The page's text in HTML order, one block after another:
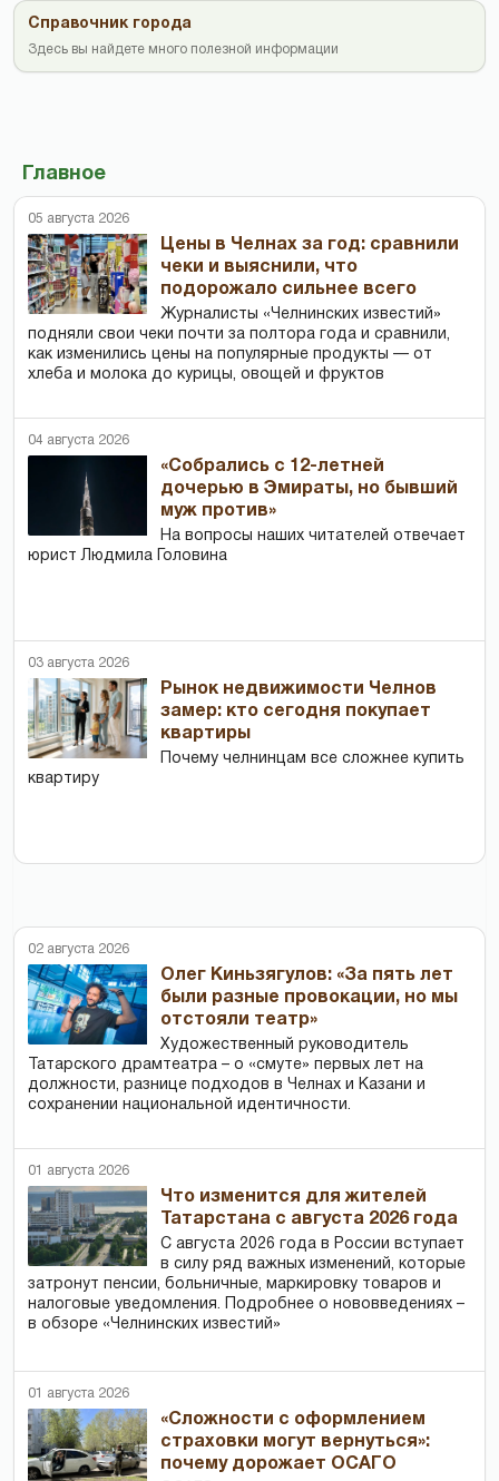
Справочник города
Здесь вы найдете много полезной информации
Главное
05 августа 2026
Цены в Челнах за год: сравнили
чеки и выяснили, что
подорожало сильнее всего
Журналисты «Челнинских известий»
подняли свои чеки почти за полтора года и сравнили,
как изменились цены на популярные продукты — от
хлеба и молока до курицы, овощей и фруктов
04 августа 2026
«Собрались с 12-летней
дочерью в Эмираты, но бывший
муж против»
На вопросы наших читателей отвечает
юрист Людмила Головина
03 августа 2026
Рынок недвижимости Челнов
замер: кто сегодня покупает
квартиры
Почему челнинцам все сложнее купить
квартиру
02 августа 2026
Олег Киньзягулов: «За пять лет
были разные провокации, но мы
отстояли театр»
Художественный руководитель
Татарского драмтеатра – о «смуте» первых лет на
должности, разнице подходов в Челнах и Казани и
сохранении национальной идентичности.
01 августа 2026
Что изменится для жителей
Татарстана с августа 2026 года
С августа 2026 года в России вступает
в силу ряд важных изменений, которые
затронут пенсии, больничные, маркировку товаров и
налоговые уведомления. Подробнее о нововведениях –
в обзоре «Челнинских известий»
01 августа 2026
«Сложности с оформлением
страховки могут вернуться»:
почему дорожает ОСАГО